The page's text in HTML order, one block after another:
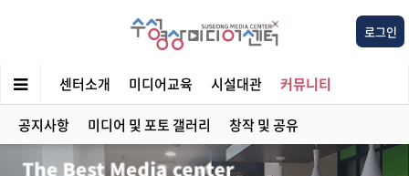
로그인
센터소개 미디어교육 시설대관 커뮤니티
공지사항 미디어 및 포토 갤러리 창작 및 공유